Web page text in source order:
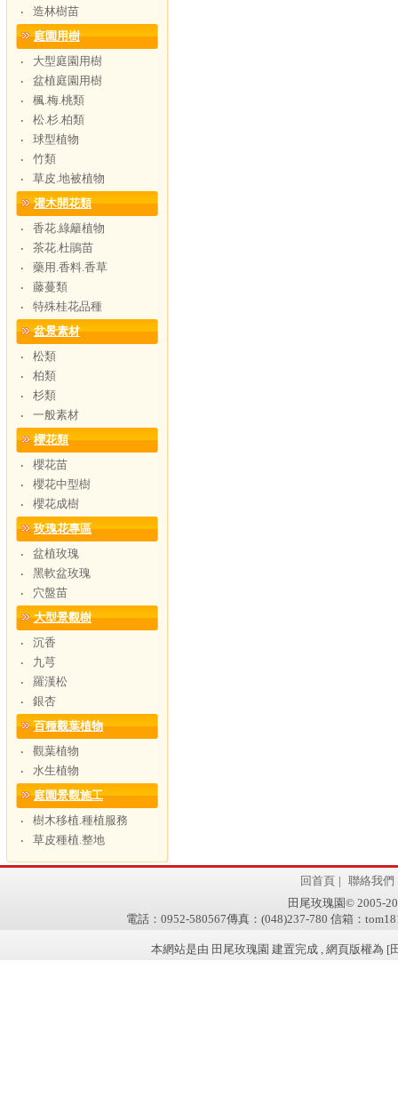
‧
造林樹苗
庭園用樹
‧
大型庭園用樹
‧
盆植庭園用樹
‧
楓.梅.桃類
‧
松.杉.柏類
‧
球型植物
‧
竹類
‧
草皮.地被植物
灌木開花類
‧
香花.綠籬植物
‧
茶花.杜鵑苗
‧
藥用.香料.香草
‧
藤蔓類
‧
特殊桂花品種
盆景素材
‧
松類
‧
柏類
‧
杉類
‧
一般素材
櫻花類
‧
櫻花苗
‧
櫻花中型樹
‧
櫻花成樹
玫瑰花專區
‧
盆植玫瑰
‧
黑軟盆玫瑰
‧
穴盤苗
大型景觀樹
‧
沉香
‧
九芎
‧
羅漢松
‧
銀杏
百種觀葉植物
‧
觀葉植物
‧
水生植物
庭園景觀施工
‧
樹木移植.種植服務
‧
草皮種植.整地
回首頁 | 聯絡我們
田尾玫瑰園© 2005-
電話：0952-580567傳真：(048)237-780 信箱：
本網站是由 田尾玫瑰園 建置完成 , 網頁版權為